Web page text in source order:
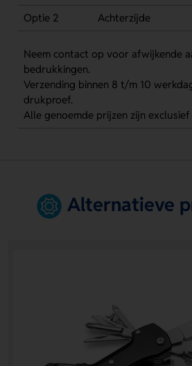
Optie 2
Achterzijde
Neem contact op voor afwijkende
bedrukkingen.
Verzending binnen 8 t/m 10
drukproef.
Alle genoemde prijzen zijn exclusief
Alternatieve